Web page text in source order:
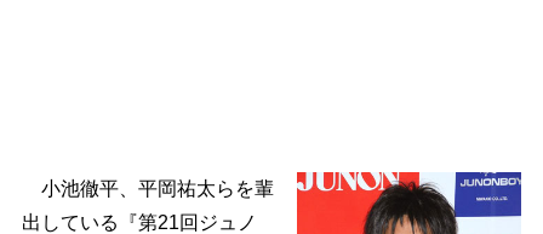
小池徹平、平岡祐太らを輩
出している『第21回ジュノ